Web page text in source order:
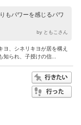
もパワーを感じるパワ
by ともこさん
ヨ、シネリキヨが居を構え
られ、子授けの信...